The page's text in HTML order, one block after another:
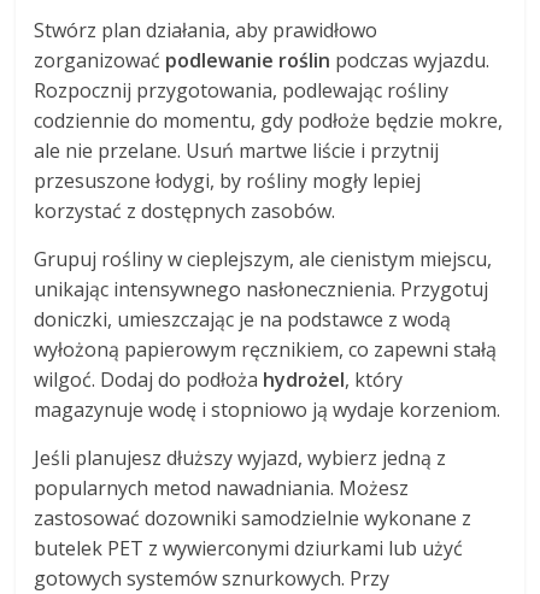
Stwórz plan działania, aby prawidłowo
zorganizować podlewanie roślin podczas wyjazdu.
Rozpocznij przygotowania, podlewając rośliny
codziennie do momentu, gdy podłoże będzie mokre,
ale nie przelane. Usuń martwe liście i przytnij
przesuszone łodygi, by rośliny mogły lepiej
korzystać z dostępnych zasobów.
Grupuj rośliny w cieplejszym, ale cienistym miejscu,
unikając intensywnego nasłonecznienia. Przygotuj
doniczki, umieszczając je na podstawce z wodą
wyłożoną papierowym ręcznikiem, co zapewni stałą
wilgoć. Dodaj do podłoża hydrożel, który
magazynuje wodę i stopniowo ją wydaje korzeniom.
Jeśli planujesz dłuższy wyjazd, wybierz jedną z
popularnych metod nawadniania. Możesz
zastosować dozowniki samodzielnie wykonane z
butelek PET z wywierconymi dziurkami lub użyć
gotowych systemów sznurkowych. Przy